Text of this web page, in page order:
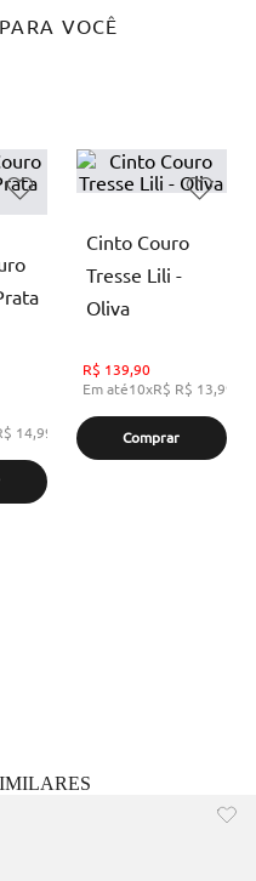
VOCÊ
14,99 sem juros
Cinto Couro
Tresse Lili -
Oliva
R$ 139,90
Em até10xR$ R$ 13,99
Comprar